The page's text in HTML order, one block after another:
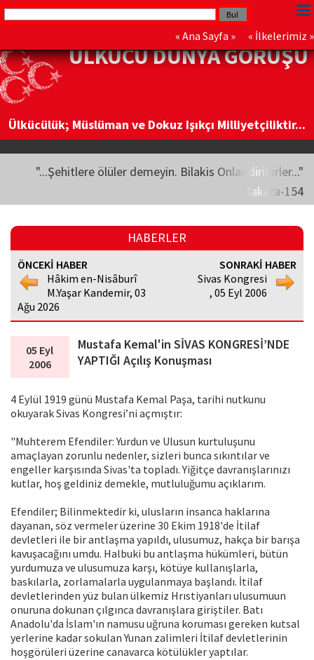
« Ana Sayfa » « İlkelerimiz »
ÜLKÜCÜ DÜNYA GÖRÜŞÜ
Ülkücülük; Müslüman ve Dokuz Işıkçı Milliyetçiliktir...
"...Şehitlere ölüler demeyin. Bilakis Onlar diridirler..."
Bakara-154
HABERLER
ÖNCEKİ HABER
Hâkim en-Nisâburî
M.Yaşar Kandemir, 03
Ağu 2026
SONRAKİ HABER
Sivas Kongresi
, 05 Eyl 2006
05 Eyl
2006
Mustafa Kemal'in SİVAS KONGRESİ’NDE
YAPTIĞI Açılış Konuşması
4 Eylül 1919 günü Mustafa Kemal Paşa, tarihi nutkunu
okuyarak Sivas Kongresi’ni açmıştır:
"Muhterem Efendiler: Yurdun ve Ulusun kurtuluşunu
amaçlayan zorunlu nedenler, sizleri bunca sıkıntılar ve
engeller karşısında Sivas'ta topladı. Yiğitçe davranışlarınızı
kutlar, hoş geldiniz demekle, mutluluğumu açıklarım.
Efendiler; Bilinmektedir ki, ulusların insanca haklarına
dayanan, söz vermeler üzerine 30 Ekim 1918'de İtilaf
devletleri ile bir antlaşma yapıldı, ulusumuz, hakça bir barışa
kavuşacağını umdu. Halbuki bu antlaşma hükümleri, bütün
yurdumuza ve ulusumuza karşı, kötüye kullanışlarla,
baskılarla, zorlamalarla uygulanmaya başlandı. İtilaf
devletlerinden yüz bulan ülkemiz Hrıstiyanları ulusumuun
onuruna dokunan çılgınca davranışlara giriştiler. Batı
Anadolu'da İslam'ın namusu uğruna koruması gereken kutsal
yerlerine kadar sokulan Yunan zalimleri İtilaf devletlerinin
hoşgörüleri üzerine canavarca kötülükler yaptılar.